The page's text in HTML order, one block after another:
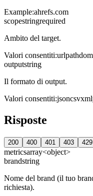
Example:ahrefs.com
scopestringrequired
Ambito del target.
Valori consentiti:urlpath
outputstring
Il formato di output.
Valori consentiti:jsoncsvxml
Risposte
200 400 401 403 429
metricsarray<object>
brandstring
Nome del brand (il tuo
richiesta).